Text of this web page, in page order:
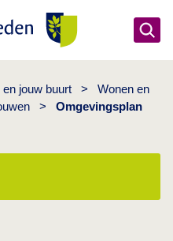
en jouw buurt >
Wonen en
>
Omgevingsplan